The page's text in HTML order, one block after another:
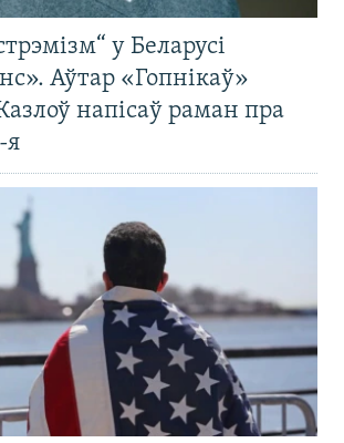
у Беларусі
Аўтар «Гопнікаў»
напісаў раман пра
я